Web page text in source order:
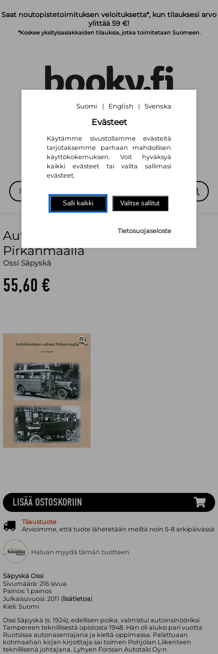
Saat noutopistetoimituksen veloituksetta*, kun tilauksesi arvo
ylittää 59 €!
*Koskee yksityisasiakkaiden tilauksia, jotka toimitetaan Suomeen.
English |
Autoliikenteen vaiheet
Pirkanmaalla
Ossi Säpyskä
55,60 €
Säpyskä Ossi
Sivumäärä:216 sivua
Painos:1.painos
Julkaisuvuosi:2011 ( lisätietoa)
Kieli:Suomi
Ossi Säpyskä (s. 1924), edellisen poika, valmistui autoinsinööriksi
Tampereen teknillisestä opistosta 1948. Hän oli aluksi pari vuotta
Ruotsissa autonasentajana ja kieltä oppimassa. Palattuaan
kotimaahan kirjan kirjoittaja sai toimen Pohjolan Liikenteen
teknillisenä johtajana. Lyhyen Forssan Autotalo Oy:n
LISÄÄ OSTOSKORIIN
Tilaustuote
Arvioimme, että tuote lähetetään meiltä noin 5-8 arkipäivässä
Haluan myydä tämän tuotteen
Suomi | English | Svenska
Evästeet
Käytämme sivustollamme evästeitä
tarjotaksemme parhaan mahdollisen
käyttökokemuksen. Voit hyväksyä
kaikki evästeet tai valita sallimasi
evästeet.
Salli kaikki Valitse sallitut
Tietosuojaseloste